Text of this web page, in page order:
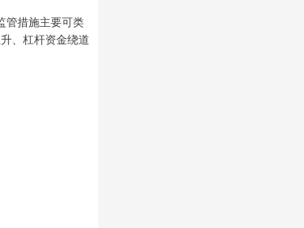
管措施主要可类
、杠杆资金绕道